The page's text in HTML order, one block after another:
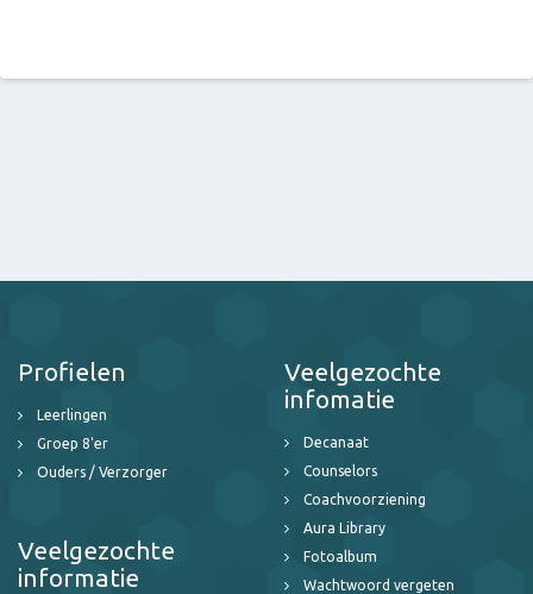
Profielen
Leerlingen
Groep 8'er
Ouders / Verzorger
Veelgezochte
informatie
Veelgezochte
infomatie
Decanaat
Counselors
Coachvoorziening
Aura Library
Fotoalbum
Wachtwoord vergeten